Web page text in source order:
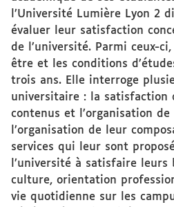
l’Université Lumière Lyon 2
évaluer leur satisfaction
de l’université. Parmi ceux-
être et les conditions
trois ans. Elle interroge
universitaire : la satisfaction
contenus et l’organisation
l’organisation de leur
services qui leur sont
l’université à satisfaire leurs
culture, orientation
vie quotidienne sur les